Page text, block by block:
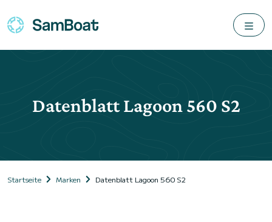
Datenblatt Lagoon 560 S2
Startseite Marken Datenblatt Lagoon 560 S2